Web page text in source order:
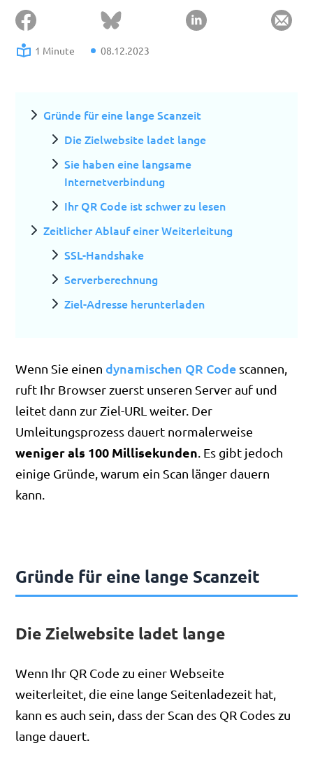
1 Minute 08.12.2023
Gründe für eine lange Scanzeit
Die Zielwebsite ladet lange
Sie haben eine langsame
Internetverbindung
Ihr QR Code ist schwer zu lesen
Zeitlicher Ablauf einer Weiterleitung
SSL-Handshake
Serverberechnung
Ziel-Adresse herunterladen
Wenn Sie einen dynamischen QR Code scannen,
ruft Ihr Browser zuerst unseren Server auf und
leitet dann zur Ziel-URL weiter. Der
Umleitungsprozess dauert normalerweise
weniger als 100 Millisekunden . Es gibt jedoch
einige Gründe, warum ein Scan länger dauern
kann.
Gründe für eine lange Scanzeit
Die Zielwebsite ladet lange
Wenn Ihr QR Code zu einer Webseite
weiterleitet, die eine lange Seitenladezeit hat,
kann es auch sein, dass der Scan des QR Codes zu
lange dauert.